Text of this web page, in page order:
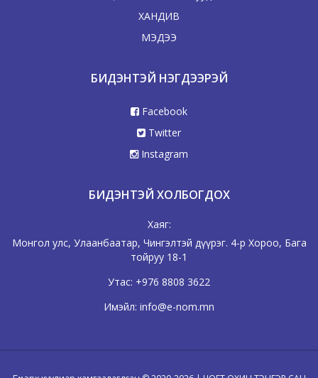
ХАНДИВ
МЭДЭЭ
БИДЭНТЭЙ НЭГДЭЭРЭЙ
Facebook
Twitter
Instagram
БИДЭНТЭЙ ХОЛБОГДОХ
Хаяг:
Монгол улс, Улаанбаатар, Чингэлтэй дүүрэг. 4-р Хороо, Бага
тойруу 18-1
Утас: +976 8808 3622
Имэйл: info@e-nom.mn